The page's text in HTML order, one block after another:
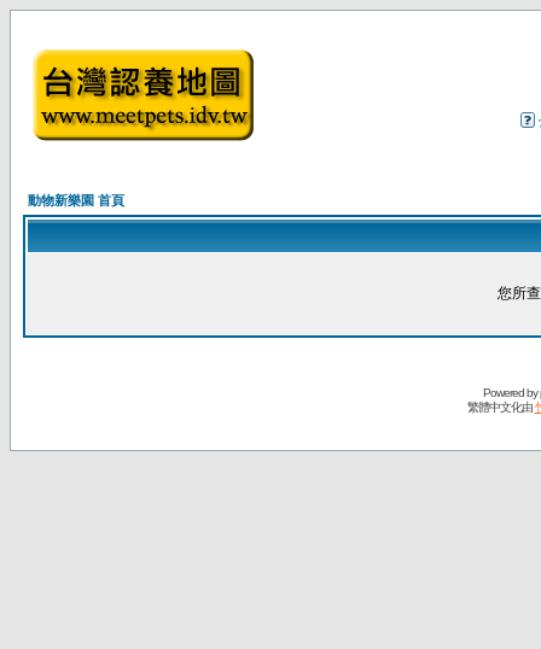
動物新樂園 首頁
您所
Powered by
繁體中文化由